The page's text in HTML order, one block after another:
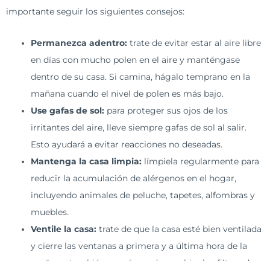
importante seguir los siguientes consejos:
Permanezca adentro: trate de evitar estar al aire libre
en días con mucho polen en el aire y manténgase
dentro de su casa. Si camina, hágalo temprano en la
mañana cuando el nivel de polen es más bajo.
Use gafas de sol: para proteger sus ojos de los
irritantes del aire, lleve siempre gafas de sol al salir.
Esto ayudará a evitar reacciones no deseadas.
Mantenga la casa limpia: límpiela regularmente para
reducir la acumulación de alérgenos en el hogar,
incluyendo animales de peluche, tapetes, alfombras y
muebles.
Ventile la casa: trate de que la casa esté bien ventilada
y cierre las ventanas a primera y a última hora de la